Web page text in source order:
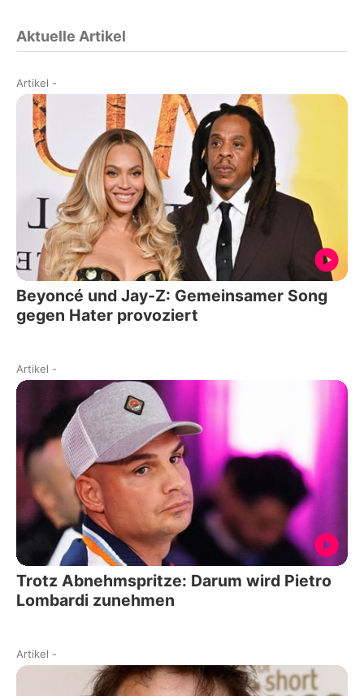
Aktuelle Artikel
Artikel -
Beyoncé und Jay-Z: Gemeinsamer Song
gegen Hater provoziert
Artikel -
Trotz Abnehmspritze: Darum wird Pietro
Lombardi zunehmen
Artikel -